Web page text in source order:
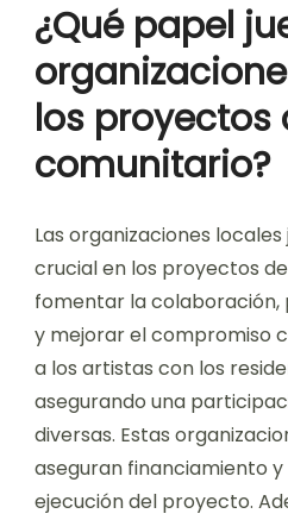
¿Qué papel
los proyectos
comunitario?
Las organizaciones
crucial en los proyectos
fomentar la
y mejorar el compromiso
a los artistas con los
asegurando una
diversas. Estas
aseguran financiamiento
ejecución del proyecto.